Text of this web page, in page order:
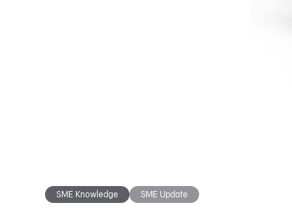
SME Knowledge SME Update